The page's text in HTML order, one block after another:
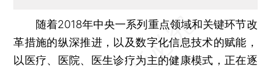
随着2018年中央一系列重点领域和关键环节改
革措施的纵深推进，以及数字化信息技术的赋能，
以医疗、医院、医生诊疗为主的健康模式，正在逐